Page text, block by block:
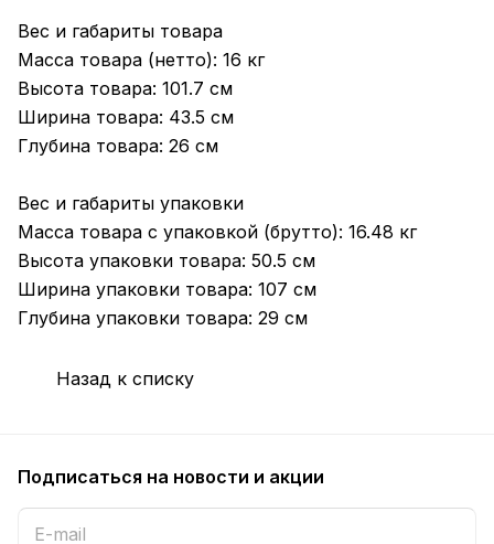
Вес и габариты товара
Масса товара (нетто): 16 кг
Высота товара: 101.7 см
Ширина товара: 43.5 см
Глубина товара: 26 см
Вес и габариты упаковки
Масса товара с упаковкой (брутто): 16.48 кг
Высота упаковки товара: 50.5 см
Ширина упаковки товара: 107 см
Глубина упаковки товара: 29 см
Назад к списку
Подписаться на новости и акции